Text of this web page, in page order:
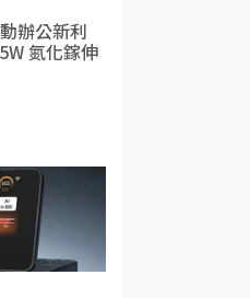
辦公新利
氮化鎵伸